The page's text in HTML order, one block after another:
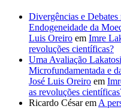
Divergências e
Endogeneidade da
Luis Oreiro em Imre
revoluções científicas?
Uma Avaliação
Microfundamentada e
José Luis Oreiro em
as revoluções
Ricardo Césarem A